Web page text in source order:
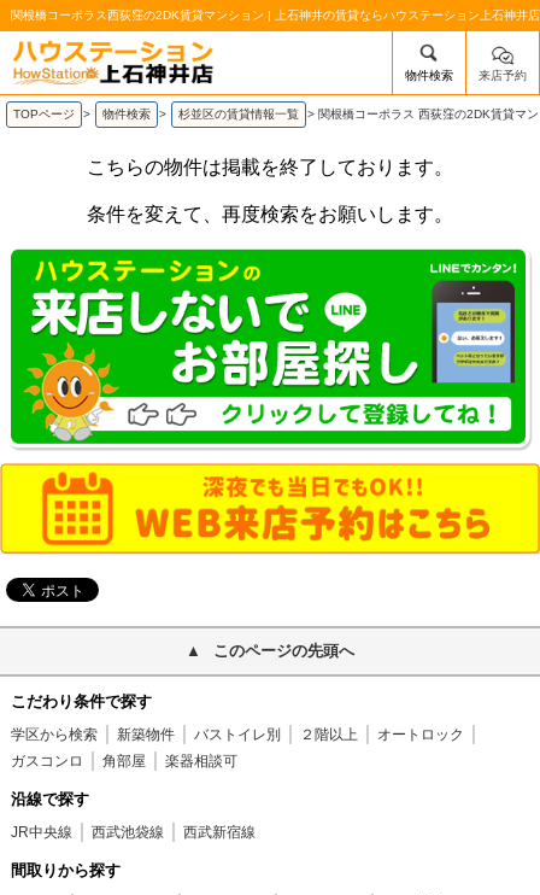
関根橋コーポラス西荻窪の2DK賃貸マンション | 上石神井の賃貸ならハウステーション上石神井店
/mobile_img/head-logo.png
物件検索 来店予約
TOPページ > 物件検索 > 杉並区の賃貸情報一覧 > 関根橋コーポラス 西荻窪の2DK賃貸マ
こちらの物件は掲載を終了しております。
条件を変えて、再度検索をお願いします。
このページの先頭へ
こだわり条件で探す
学区から検索 新築物件 バストイレ別 ２階以上
オートロック
ガスコンロ
角部屋 楽器相談可
沿線で探す
JR中央線 西武池袋線 西武新宿線
間取りから探す